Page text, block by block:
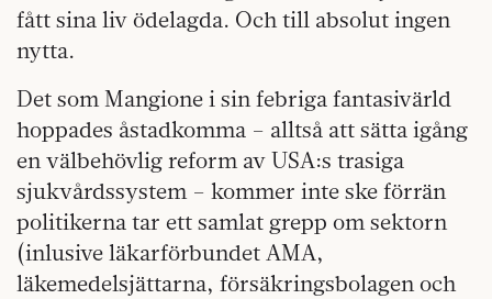
fått sina liv ödelagda. Och till absolut ingen
nytta.
Det som Mangione i sin febriga fantasivärld
hoppades åstadkomma – alltså att sätta igång
en välbehövlig reform av USA:s trasiga
sjukvårdssystem – kommer inte ske förrän
politikerna tar ett samlat grepp om sektorn
(inlusive läkarförbundet AMA,
läkemedelsjättarna, försäkringsbolagen och